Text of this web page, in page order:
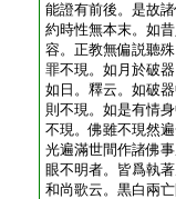
能證有前後。是故
約時性無本末。如
容。正教無偏説聽
罪不現。如月於破
如日。釋云。如破
則不現。如是有情
不現。佛雖不現然
光遍滿世間作諸佛
眼不明者。皆爲執
和尚歌云。黒白兩